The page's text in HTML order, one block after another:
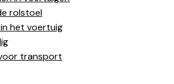
rolstoel
het voertuig
transport